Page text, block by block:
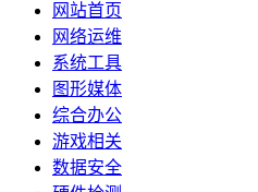
网站首页
网络运维
系统工具
图形媒体
综合办公
游戏相关
数据安全